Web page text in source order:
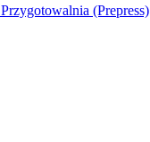
Przygotowalnia (Prepress)